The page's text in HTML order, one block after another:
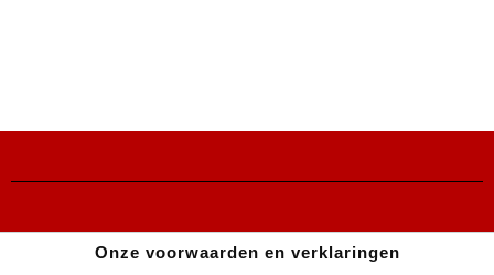
Onze voorwaarden en verklaringen